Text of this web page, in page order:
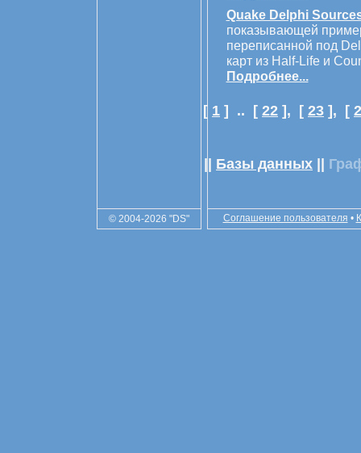
Quake Delphi
показывающей
переписанной под
карт из Half-Life и
Подробнее...
[ 1 ] .. [ 22 ], [ 23 ], [
|| Базы данных ||
© 2004-2026 "DS" Соглашение пользователя •